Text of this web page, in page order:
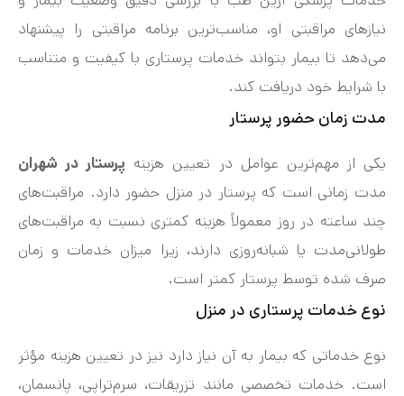
نیازهای مراقبتی او، مناسب‌ترین برنامه مراقبتی را پیشنهاد
می‌دهد تا بیمار بتواند خدمات پرستاری با کیفیت و متناسب
با شرایط خود دریافت کند.
مدت زمان حضور پرستار
یکی از مهم‌ترین عوامل در تعیین هزینه پرستار در شهران
مدت زمانی است که پرستار در منزل حضور دارد. مراقبت‌های
چند ساعته در روز معمولاً هزینه کمتری نسبت به مراقبت‌های
طولانی‌مدت یا شبانه‌روزی دارند، زیرا میزان خدمات و زمان
صرف شده توسط پرستار کمتر است.
نوع خدمات پرستاری در منزل
نوع خدماتی که بیمار به آن نیاز دارد نیز در تعیین هزینه مؤثر
است. خدمات تخصصی مانند تزریقات، سرم‌تراپی، پانسمان،